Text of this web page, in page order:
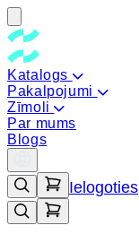
Katalogs
Pakalpojumi
Zīmoli
Par mums
Blogs
Ielogoties